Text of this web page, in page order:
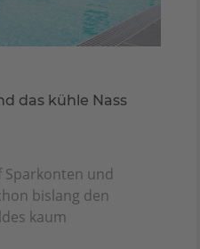
das kühle Nass
Sparkonten und
bislang den
kaum